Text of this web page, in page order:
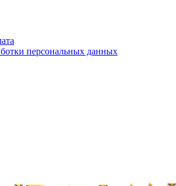
персональных данных